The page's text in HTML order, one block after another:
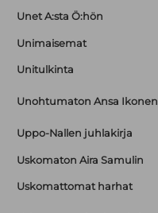
Unet A:sta Ö:hön
Unimaisemat
Unitulkinta
Unohtumaton Ansa Ikonen
Uppo-Nallen juhlakirja
Uskomaton Aira Samulin
Uskomattomat harhat